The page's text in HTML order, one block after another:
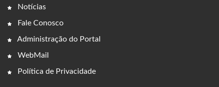
Notícias
Fale Conosco
Administração do Portal
WebMail
Política de Privacidade